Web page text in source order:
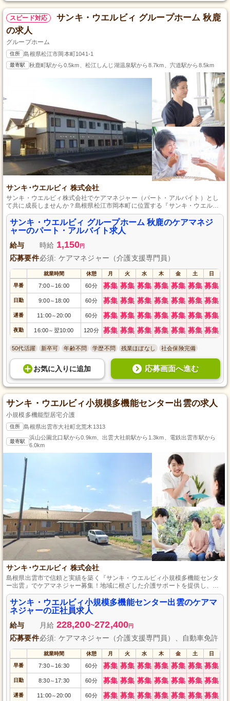
スピード対応
サンキ・ウエルビィ グループホーム 秋鹿
の求人
グループホーム
住所 島根県松江市岡本町1041-1
最寄駅 秋鹿町駅から0.5km、松江しんじ湖温泉駅から8.7km、宍道駅から8.5km
サンキ･ウエルビィ 株式会社
サンキ・ウエルビィ株式会社でケアマネジャー（パート・アルバイト）とし
て共に成長しませんか？島根県松江市岡本町に位置する『サンキ・ウエルビ
ィグループホーム秋鹿』では、未経験者も大歓迎！介護支援専門員（ケアマ
ネジャー）資格と運転免許証（AT限定可）を活かし、地域の安心と暮らしを
支えませんか？応募お待ちしています。
サンキ・ウエルビィ グループホーム 秋鹿のケアマネジ
ャーのパート・アルバイト求人
給与 時給 1,150円
応募要件必須: ケアマネジャー（介護支援専門員）
就業時間 休憩 月 火 水 木 金 土 日
早番 7:00～ 16:00 60分 募集 募集 募集 募集 募集 募集 募集
日勤 9:00～ 18:00 60分 募集 募集 募集 募集 募集 募集 募集
遅番 11:00～20:00 60分 募集 募集 募集 募集 募集 募集 募集
夜勤 16:00～ 翌10:00 120分 募集 募集 募集 募集 募集 募集 募集
50代活躍 新卒可 年齢不問 学歴不問 残業ほぼなし 社会保険完備
お気に入り に追加 応募画面へ進む
サンキ・ウエルビィ小規模多機能センター出雲の求人
小規模多機能型居宅介護
住所 島根県出雲市大社町北荒木1313
最寄駅
浜山公園北口駅から0.9km、出雲大社前駅から1.3km、電鉄出雲市駅から
6.0km
サンキ･ウエルビィ 株式会社
島根県出雲市で信頼と実績を築く『サンキ・ウエルビィ小規模多機能センタ
ー出雲』でケアマネジャー募集！地域に根ざした介護サポートを提供し、あ
なたの知識と技術を活かして、利用者様一人ひとりの生活を支えませんか？
未経験でもしっかりした研修制度があるので安心して成長できます。必要な
資格は介護支援専門員（ケアマネジャー）と自動車免許。地域の皆様に信頼
される施設で、一緒に働きましょう！
サンキ・ウエルビィ小規模多機能センター出雲のケアマ
ネジャーの正社員求人
給与 月給 228,200~272,400円
応募要件必須: ケアマネジャー（介護支援専門員）、自動車免許
就業時間 休憩 月 火 水 木 金 土 日
早番 7:30～ 16:30 60分 募集 募集 募集 募集 募集 募集 募集
日勤 8:30～ 17:30 60分 募集 募集 募集 募集 募集 募集 募集
遅番 11:00～20:00 60分 募集 募集 募集 募集 募集 募集 募集